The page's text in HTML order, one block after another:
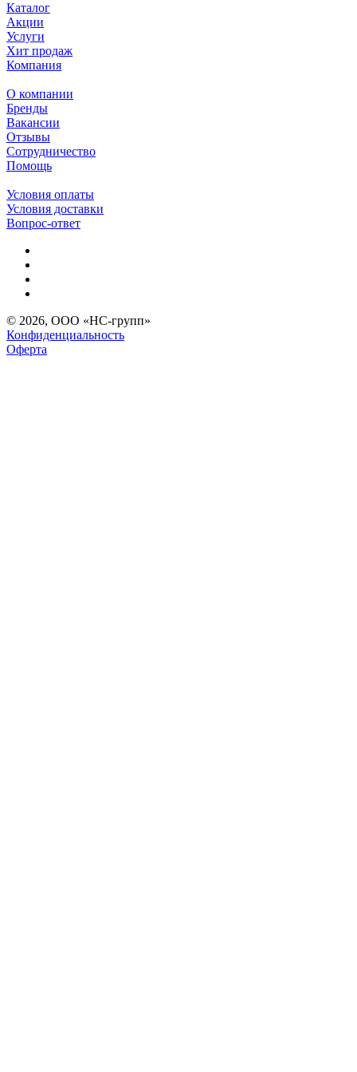
Каталог
Акции
Услуги
Хит продаж
Компания
О компании
Бренды
Вакансии
Отзывы
Сотрудничество
Помощь
Условия оплаты
Условия доставки
Вопрос-ответ
© 2026, ООО «НС-групп»
Конфиденциальность
Оферта